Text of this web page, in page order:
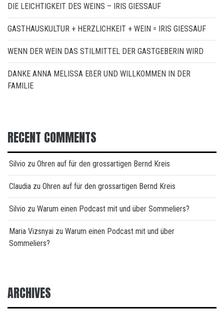
DIE LEICHTIGKEIT DES WEINS – IRIS GIESSAUF
GASTHAUSKULTUR + HERZLICHKEIT + WEIN = IRIS GIESSAUF
WENN DER WEIN DAS STILMITTEL DER GASTGEBERIN WIRD
DANKE ANNA MELISSA EßER UND WILLKOMMEN IN DER
FAMILIE
RECENT COMMENTS
Silvio zu Ohren auf für den grossartigen Bernd Kreis
Claudia zu Ohren auf für den grossartigen Bernd Kreis
Silvio zu Warum einen Podcast mit und über Sommeliers?
Maria Vizsnyai zu Warum einen Podcast mit und über
Sommeliers?
ARCHIVES